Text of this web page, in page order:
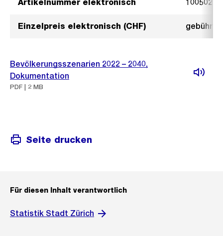
Artikelnummer elektronisch 1005022
Einzelpreis elektronisch (CHF)
Bevölkerungsszenarien 2022 – 2040,
Dokumentation
PDF | 2 MB
Seite drucken
Für diesen Inhalt verantwortlich
Statistik Stadt Zürich